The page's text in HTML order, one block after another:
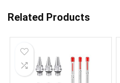
Related Products